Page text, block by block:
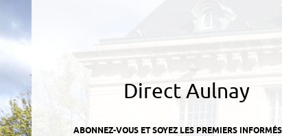
Direct Aulnay
ABONNEZ-VOUS ET SOYEZ LES PREMIERS